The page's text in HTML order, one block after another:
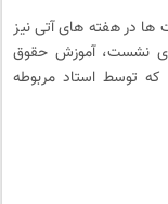
ها در هفته های آتی نیز
نشست، آموزش حقوق
توسط استاد مربوطه